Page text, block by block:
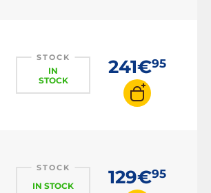
STOCK
IN
STOCK
241€95
STOCK
IN STOCK 129€95